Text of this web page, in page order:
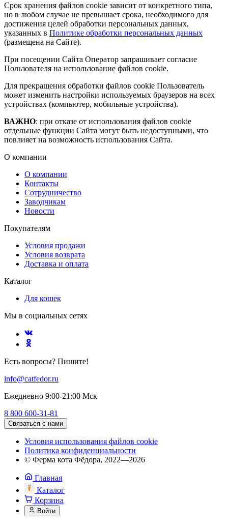
Срок хранения файлов cookie зависит от конкретного типа,
но в любом случае не превышает срока, необходимого для
достижения целей обработки персональных данных,
указанных в Политике обработки персональных данных
(размещена на Сайте).
При посещении Сайта Оператор запрашивает согласие
Пользователя на использование файлов cookie.
Для прекращения обработки файлов cookie Пользователь
может изменить настройки используемых браузеров на всех
устройствах (компьютер, мобильные устройства).
ВАЖНО: при отказе от использования файлов cookie
отдельные функции Сайта могут быть недоступными, что
повлияет на возможность использования Сайта.
О компании
О компании
Контакты
Сотрудничество
Заводчикам
Новости
Покупателям
Условия продажи
Условия возврата
Доставка и оплата
Каталог
Для кошек
Мы в социальных сетях
Есть вопросы? Пишите!
info@catfedor.ru
Ежедневно 9:00-21:00 Мск
8 800 600-31-81
Связаться с нами
Условия использования файлов cookie
Политика конфиденциальности
© Ферма кота Фёдора, 2022—2026
Главная
Каталог
Корзина
Войти